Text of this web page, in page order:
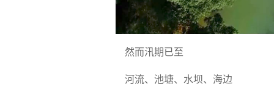
然而汛期已至
河流、池塘、水坝、海边